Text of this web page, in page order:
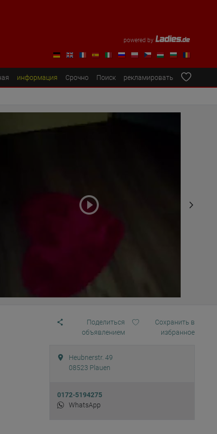
powered by
информация Срочно Поиск рекламировать
Поделиться
объявлением
Сохранить в
избранное
Heubnerstr. 49
08523 Plauen
0172-5194275
WhatsApp